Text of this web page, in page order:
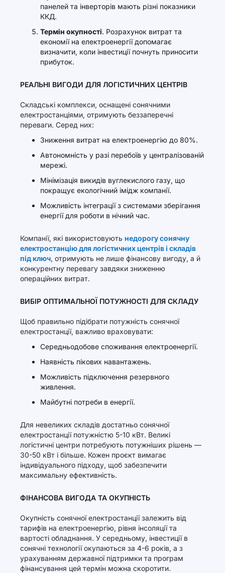
панелей та інверторів мають різні показники
ККД.
Термін окупності. Розрахунок витрат та
економії на електроенергії допомагає
визначити, коли інвестиції почнуть приносити
прибуток.
РЕАЛЬНІ ВИГОДИ ДЛЯ ЛОГІСТИЧНИХ ЦЕНТРІВ
Складські комплекси, оснащені сонячними
електростанціями, отримують беззаперечні
переваги. Серед них:
Зниження витрат на електроенергію до 80%.
Автономність у разі перебоїв у централізованій
мережі.
Мінімізація викидів вуглекислого газу, що
покращує екологічний імідж компанії.
Можливість інтеграції з системами зберігання
енергії для роботи в нічний час.
Компанії, які використовують недорогу сонячну
електростанцію для логістичних центрів і складів
під ключ, отримують не лише фінансову вигоду, а й
конкурентну перевагу завдяки зниженню
операційних витрат.
ВИБІР ОПТИМАЛЬНОЇ ПОТУЖНОСТІ ДЛЯ СКЛАДУ
Щоб правильно підібрати потужність сонячної
електростанції, важливо враховувати:
Середньодобове споживання електроенергії.
Наявність пікових навантажень.
Можливість підключення резервного
живлення.
Майбутні потреби в енергії.
Для невеликих складів достатньо сонячної
електростанції потужністю 5-10 кВт. Великі
логістичні центри потребують потужніших рішень —
30-50 кВт і більше. Кожен проєкт вимагає
індивідуального підходу, щоб забезпечити
максимальну ефективність.
ФІНАНСОВА ВИГОДА ТА ОКУПНІСТЬ
Окупність сонячної електростанції залежить від
тарифів на електроенергію, рівня інсоляції та
вартості обладнання. У середньому, інвестиції в
сонячні технології окупаються за 4-6 років, а з
урахуванням державної підтримки та програм
фінансування цей термін можна скоротити.